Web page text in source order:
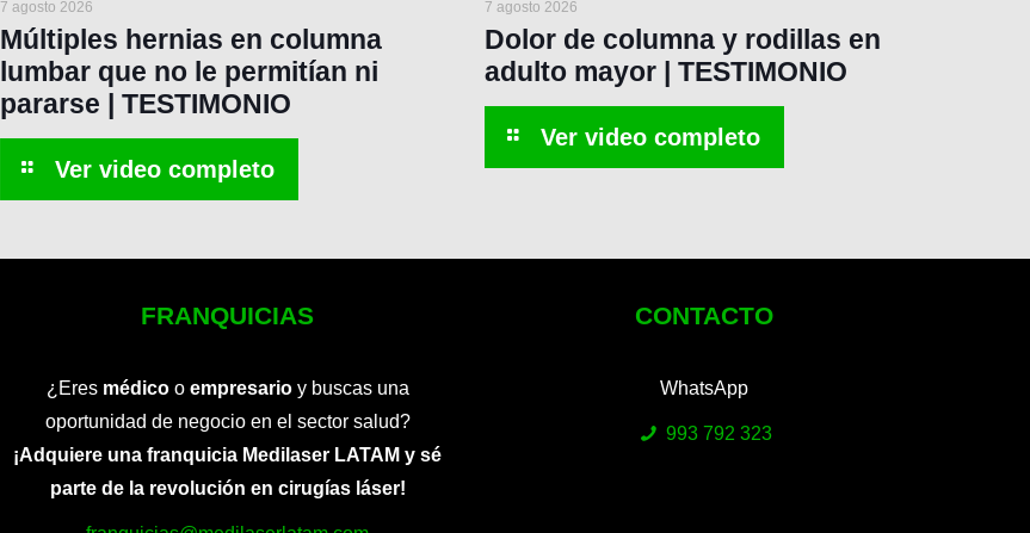
7 agosto 2026
Múltiples hernias en columna
lumbar que no le permitían ni
pararse | TESTIMONIO
7 agosto 2026
Dolor de columna y rodillas en
adulto mayor | TESTIMONIO
FRANQUICIAS
¿Eres médicoo empresarioy buscas una
oportunidad de negocio en el sector salud?
¡Adquiere una franquicia Medilaser LATAM y sé
parte de la revolución en cirugías láser!
CONTACTO
WhatsApp
993 792 323